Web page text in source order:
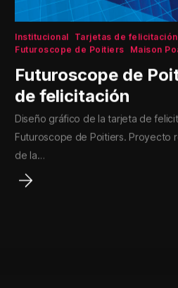
Institucional
Tarjetas de felicitación
Futuroscope de Poitiers
Maison
Futuroscope de
de felicitación
Diseño gráfico de la tarjeta de
Futuroscope de Poitiers. Proyecto
de la…